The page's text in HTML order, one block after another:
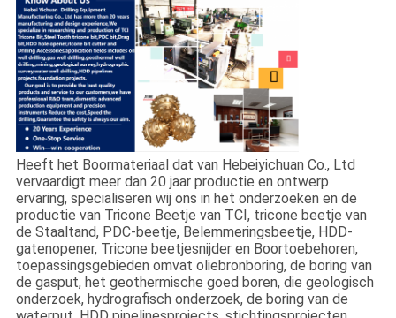
Heeft het Boormateriaal dat van Hebeiyichuan Co., Ltd
vervaardigt meer dan 20 jaar productie en ontwerp
ervaring, specialiseren wij ons in het onderzoeken en de
productie van Tricone Beetje van TCI, tricone beetje van
de Staaltand, PDC-beetje, Belemmeringsbeetje, HDD-
gatenopener, Tricone beetjesnijder en Boortoebehoren,
toepassingsgebieden omvat oliebronboring, de boring van
de gasput, het geothermische goed boren, die geologisch
onderzoek, hydrografisch onderzoek, de boring van de